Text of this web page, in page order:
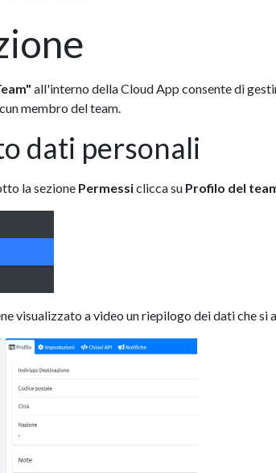
all'interno della Cloud App consente di
membro del team.
dati personali
la sezione Permessiclicca su Profilo del
visualizzato a video un riepilogo dei dati che si